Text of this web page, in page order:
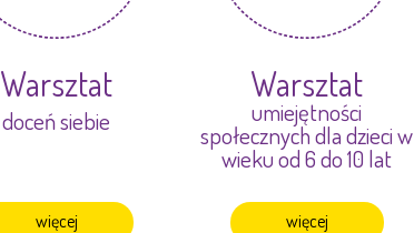
Warsztat
doceń siebie
więcej
Warsztat
umiejętności
społecznych dla dzieci w
wieku od 6 do 10 lat
więcej